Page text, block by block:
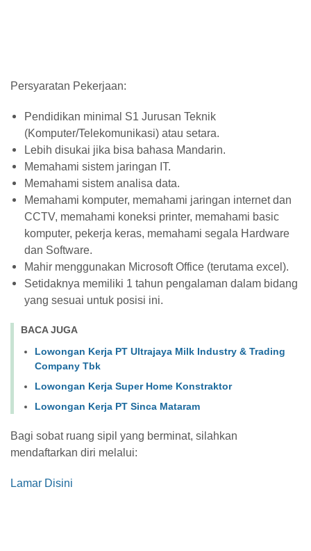
​Persyaratan Pekerjaan:
Pendidikan minimal S1 Jurusan Teknik
(Komputer/Telekomunikasi) atau setara.
Lebih disukai jika bisa bahasa Mandarin.
Memahami sistem jaringan IT.
Memahami sistem analisa data.
Memahami komputer, memahami jaringan internet dan
CCTV, memahami koneksi printer, memahami basic
komputer, pekerja keras, memahami segala Hardware
dan Software.
Mahir menggunakan Microsoft Office (terutama excel).
Setidaknya memiliki 1 tahun pengalaman dalam bidang
yang sesuai untuk posisi ini.
BACA JUGA
Lowongan Kerja PT Ultrajaya Milk Industry & Trading
Company Tbk
Lowongan Kerja Super Home Konstraktor
Lowongan Kerja PT Sinca Mataram
Bagi sobat ruang sipil yang berminat, silahkan
mendaftarkan diri melalui:
Lamar Disini